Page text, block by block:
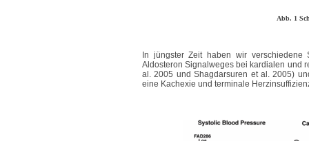
Abb. 1
In jüngster Zeit haben wir
Aldosteron Signalweges bei kardialen und
al. 2005 und Shagdarsuren et al. 2005)
eine Kachexie und terminale